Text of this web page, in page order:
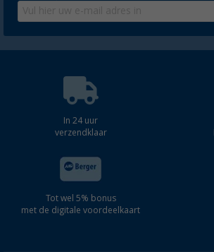
In 24 uur
verzendklaar
Tot wel 5% bonus
met de digitale voordeelkaart